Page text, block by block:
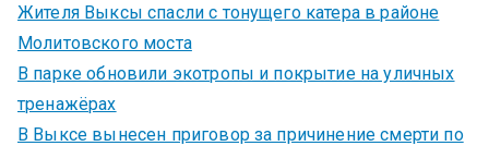
Жителя Выксы спасли с тонущего катера в районе
Молитовского моста
В парке обновили экотропы и покрытие на уличных
тренажёрах
В Выксе вынесен приговор за причинение смерти по